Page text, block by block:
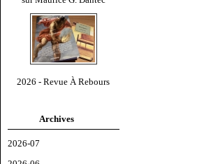
2026 - Revue À Rebours
Archives
2026-07